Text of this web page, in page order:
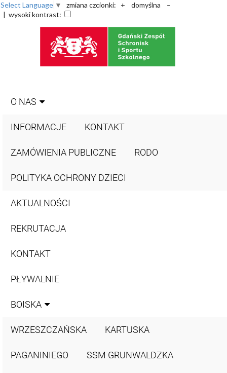
Select Language ▼ zmiana czcionki: + domyślna
–
| wysoki kontrast:
O NAS
INFORMACJE KONTAKT
ZAMÓWIENIA PUBLICZNE RODO
POLITYKA OCHRONY DZIECI
AKTUALNOŚCI
REKRUTACJA
KONTAKT
PŁYWALNIE
BOISKA
WRZESZCZAŃSKA KARTUSKA
PAGANINIEGO SSM GRUNWALDZKA